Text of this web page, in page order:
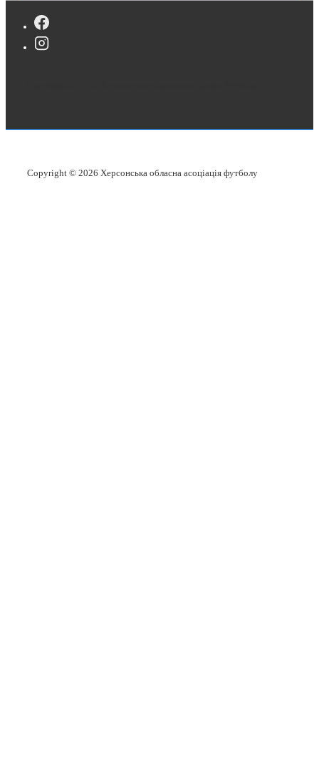
Copyright © 2026 Херсонська обласна асоціація футболу